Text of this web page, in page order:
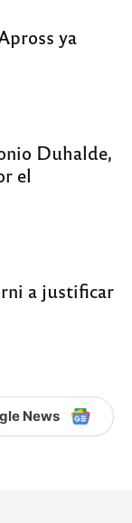
ya
Duhalde,
el
a justificar
News